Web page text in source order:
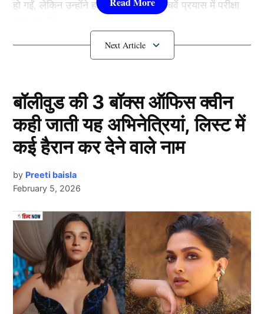
हो गईं, लेकिन उन्होंने हार नही मानी और पांचवें प्रयास में परीक्षा
दरअसल, तृप्ति ने भारत की सबसे कठिन परीक्षा यूपीएससी
लेकिन हर बार वो फेल हो जा रही थीं, पर उन्होंने हार नहीं मानी
और आखिरकार आईएएस ऑफिसर बन ही गईं।
उत्तर प्रदेश के गोंडा की रहने वाली है तृप्ति मूल
Next Article
बॉलीवुड की 3 बॉक्स ऑफिस क्वीन
कही जाती यह अभिनेत्रियां, लिस्ट में
कई हैरान कर देने वाले नाम
by Preeti baisla
February 5, 2026